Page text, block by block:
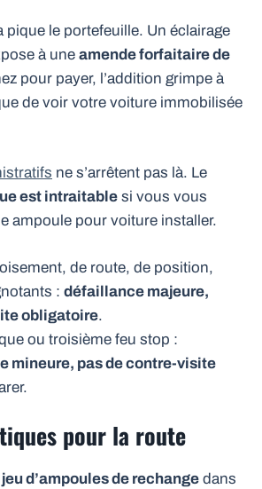
pique le portefeuille. Un éclairage
à une amende forfaitaire de
pour payer, l’addition grimpe à
de voir votre voiture immobilisée
ne s’arrêtent pas là. Le
est intraitable si vous vous
ampoule pour voiture installer.
de route, de position,
: défaillance majeure,
obligatoire.
ou troisième feu stop :
mineure, pas de contre-visite
pour la route
jeu d’ampoules de rechange dans